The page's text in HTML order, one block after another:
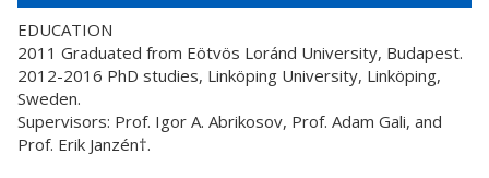
EDUCATION
2011 Graduated from Eötvös Loránd University, Budapest.
2012-2016 PhD studies, Linköping University, Linköping,
Sweden.
Supervisors: Prof. Igor A. Abrikosov, Prof. Adam Gali, and
Prof. Erik Janzén†.